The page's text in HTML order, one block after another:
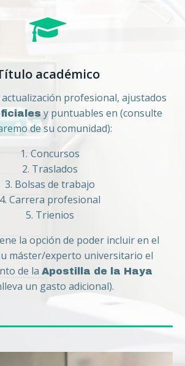
académico
profesional, ajustados
y puntuables en (consulte
de su comunidad):
Concursos
Traslados
Bolsas de trabajo
Carrera profesional
Trienios
la opción de poder incluir en el
máster/experto universitario el
de la Apostilla de la Haya
un gasto adicional).